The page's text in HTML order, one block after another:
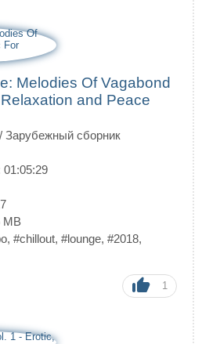
Melodies Of Vagabond
and Peace
/ Зарубежный сборник
01:05:29
MB
, #chillout, #lounge, #2018,
1